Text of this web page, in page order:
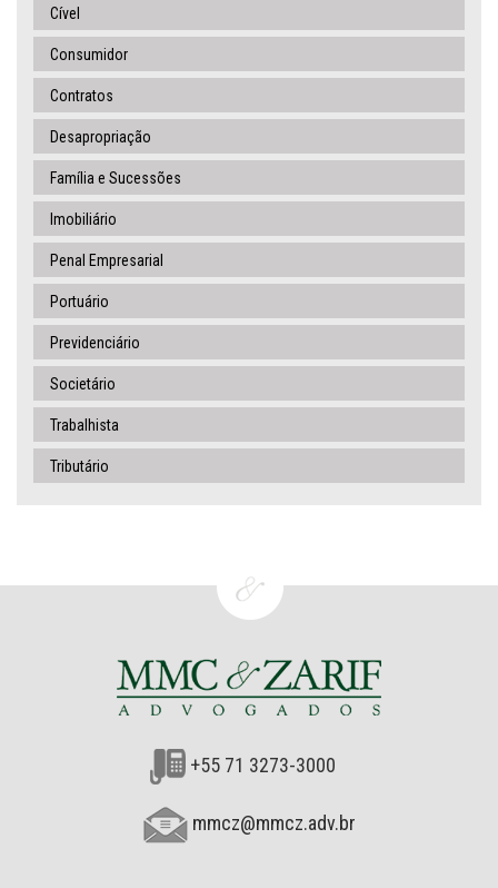
Cível
Consumidor
Contratos
Desapropriação
Família e Sucessões
Imobiliário
Penal Empresarial
Portuário
Previdenciário
Societário
Trabalhista
Tributário
+55 71 3273-3000
mmcz@mmcz.adv.br